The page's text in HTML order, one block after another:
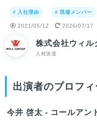
# 入社理由 # 現場メンバー
2021/05/12 2026/07/17
株式会社ウィル
人材派遣
出演者のプロフ
今井 啓太 - コールアン